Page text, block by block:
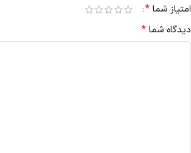
امتیاز شما *
دیدگاه شما *